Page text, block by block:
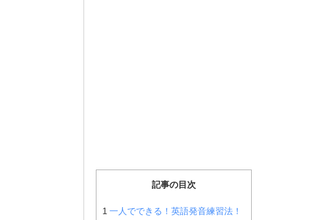
記事の目次
1 一人でできる！英語発音練習法！